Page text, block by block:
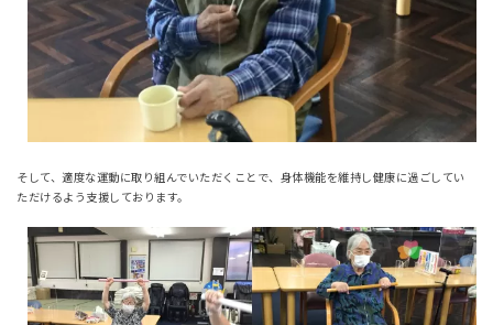
そして、適度な運動に取り組んでいただくことで、身体機能を維持し健康に過ごしてい
ただけるよう支援しております。